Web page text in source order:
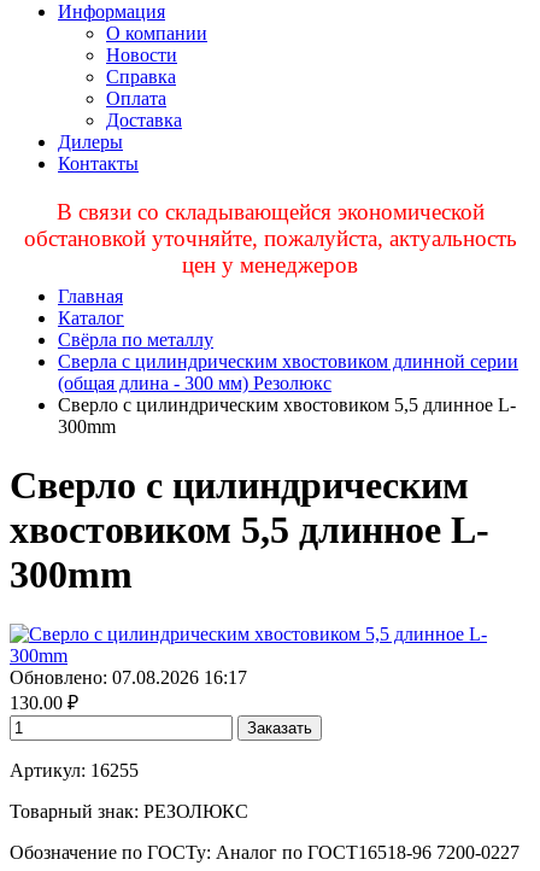
Информация
О компании
Новости
Справка
Оплата
Доставка
Дилеры
Контакты
В связи со складывающейся экономической
обстановкой уточняйте, пожалуйста, актуальность
цен у менеджеров
Главная
Каталог
Свёрла по металлу
Сверла с цилиндрическим хвостовиком длинной серии
(общая длина - 300 мм) Резолюкс
Сверло с цилиндрическим хвостовиком 5,5 длинное L-
300mm
Сверло с цилиндрическим
хвостовиком 5,5 длинное L-
300mm
Обновлено: 07.08.2026 16:17
130.00 ₽
Заказать
Артикул: 16255
Товарный знак: РЕЗОЛЮКС
Обозначение по ГОСТу: Аналог по ГОСТ16518-96 7200-0227